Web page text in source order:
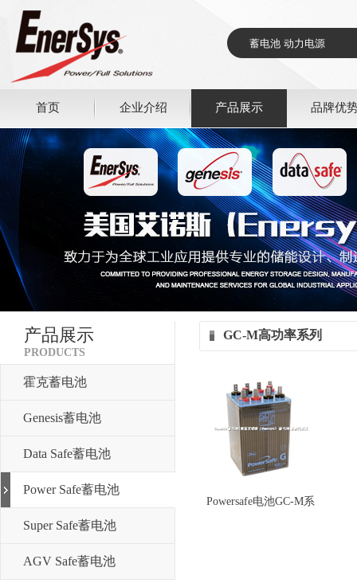
首页 企业介绍 产品展示 品牌优
产品展示
PRODUCTS
霍克蓄电池
Genesis蓄电池
Data Safe蓄电池
Power Safe蓄电池
Super Safe蓄电池
AGV Safe蓄电池
GC-M高功率系列
Powersafe电池GC-M系